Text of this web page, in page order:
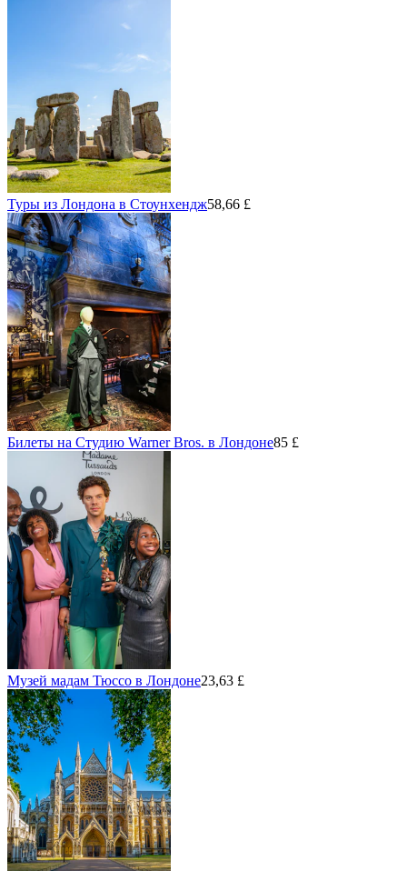
Туры из Лондона в Стоунхендж58,66 £
Билеты на Студию Warner Bros. в Лондоне85 £
Музей мадам Тюссо в Лондоне23,63 £